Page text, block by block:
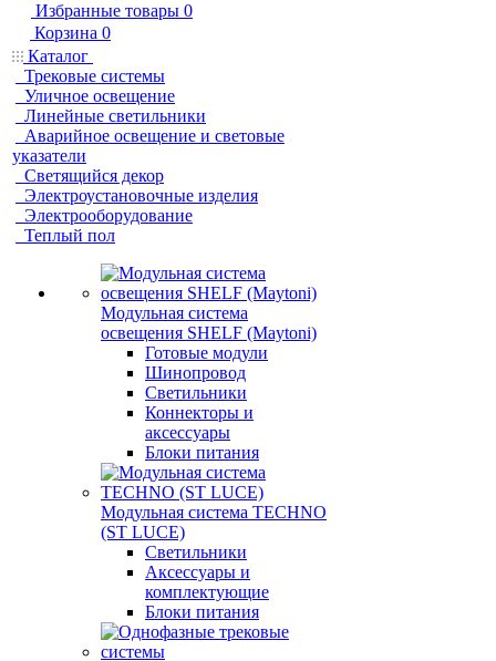
Избранные товары 0
Корзина 0
Каталог
Трековые системы
Уличное освещение
Линейные светильники
Аварийное освещение и световые
указатели
Светящийся декор
Электроустановочные изделия
Электрооборудование
Теплый пол
Модульная система
освещения SHELF (Maytoni)
Готовые модули
Шинопровод
Светильники
Коннекторы и
аксессуары
Блоки питания
Модульная система TECHNO
(ST LUCE)
Светильники
Аксессуары и
комплектующие
Блоки питания